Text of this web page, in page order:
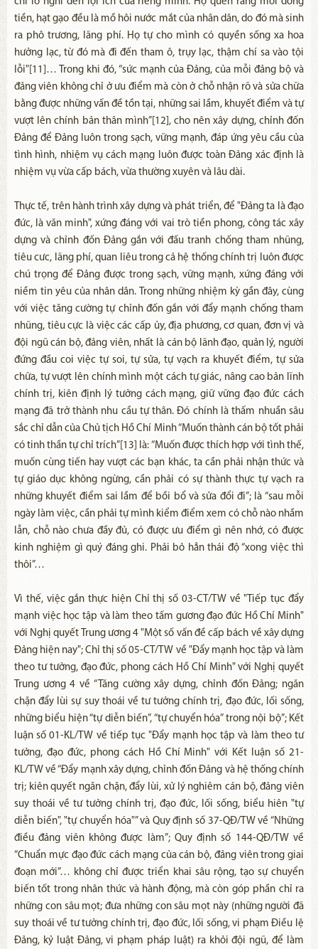
tiền, hạt gạo đều là mồ hôi nước mắt của nhân dân, do đó mà sinh
ra phô trương, lãng phí. Họ tự cho mình có quyền sống xa hoa
hưởng lạc, từ đó mà đi đến tham ô, trụy lạc, thậm chí sa vào tội
lỗi"[11]… Trong khi đó, “sức mạnh của Đảng, của mỗi đảng bộ và
đảng viên không chỉ ở ưu điểm mà còn ở chỗ nhận rõ và sửa chữa
bằng được những vấn đề tồn tại, những sai lầm, khuyết điểm và tự
vượt lên chính bản thân mình”[12], cho nên xây dựng, chỉnh đốn
Đảng để Đảng luôn trong sạch, vững mạnh, đáp ứng yêu cầu của
tình hình, nhiệm vụ cách mạng luôn được toàn Đảng xác định là
nhiệm vụ vừa cấp bách, vừa thường xuyên và lâu dài.
Thực tế, trên hành trình xây dựng và phát triển, để "Đảng ta là đạo
đức, là văn minh", xứng đáng với vai trò tiền phong, công tác xây
dựng và chỉnh đốn Đảng gắn với đấu tranh chống tham nhũng,
tiêu cưc, lãng phí, quan liêu trong cả hệ thống chính trị luôn được
chú trọng để Đảng được trong sạch, vững mạnh, xứng đáng với
niềm tin yêu của nhân dân. Trong những nhiệm kỳ gần đây, cùng
với việc tăng cường tự chỉnh đốn gắn với đẩy mạnh chống tham
nhũng, tiêu cực là việc các cấp ủy, địa phương, cơ quan, đơn vị và
đội ngũ cán bộ, đảng viên, nhất là cán bộ lãnh đạo, quản lý, người
đứng đầu coi việc tự soi, tự sửa, tự vạch ra khuyết điểm, tự sửa
chữa, tự vượt lên chính mình một cách tự giác, nâng cao bản lĩnh
chính trị, kiên định lý tưởng cách mạng, giữ vững đạo đức cách
mạng đã trở thành nhu cầu tự thân. Đó chính là thấm nhuần sâu
sắc chỉ dẫn của Chủ tịch Hồ Chí Minh “Muốn thành cán bộ tốt phải
có tinh thần tự chỉ trích”[13] là: “Muốn được thích hợp với tình thế,
muốn cùng tiến hay vượt các bạn khác, ta cần phải nhận thức và
tự giáo dục không ngừng, cần phải có sự thành thực tự vạch ra
những khuyết điểm sai lầm để bồi bổ và sửa đổi đi”; là “sau mỗi
ngày làm việc, cần phải tự mình kiểm điểm xem có chỗ nào nhầm
lẫn, chỗ nào chưa đầy đủ, có được ưu điểm gì nên nhớ, có được
kinh nghiệm gì quý đáng ghi. Phải bỏ hẳn thái độ “xong việc thì
thôi”…
Vì thế, việc gắn thực hiện Chỉ thị số 03-CT/TW về "Tiếp tục đẩy
mạnh việc học tập và làm theo tấm gương đạo đức Hồ Chí Minh"
với Nghị quyết Trung ương 4 "Một số vấn đề cấp bách về xây dựng
Đảng hiện nay"; Chỉ thị số 05-CT/TW về "Đẩy mạnh học tập và làm
theo tư tưởng, đạo đức, phong cách Hồ Chí Minh" với Nghị quyết
Trung ương 4 về “Tăng cường xây dựng, chỉnh đốn Đảng; ngăn
chặn đẩy lùi sự suy thoái về tư tưởng chính trị, đạo đức, lối sống,
những biểu hiện “tự diễn biến”, “tự chuyển hóa” trong nội bộ”; Kết
luận số 01-KL/TW về tiếp tục "Đẩy mạnh học tập và làm theo tư
tưởng, đạo đức, phong cách Hồ Chí Minh" với Kết luận số 21-
KL/TW về “Đẩy mạnh xây dựng, chỉnh đốn Đảng và hệ thống chính
trị; kiên quyết ngăn chặn, đẩy lùi, xử lý nghiêm cán bộ, đảng viên
suy thoái về tư tưởng chính trị, đạo đức, lối sống, biểu hiên "tự
diễn biến", "tự chuyển hóa"” và Quy định số 37-QĐ/TW về “Những
điều đảng viên không được làm”; Quy định số 144-QĐ/TW về
“Chuẩn mực đạo đức cách mạng của cán bộ, đảng viên trong giai
đoạn mới”… không chỉ được triển khai sâu rộng, tạo sự chuyển
biến tốt trong nhân thức và hành động, mà còn góp phần chỉ ra
những con sâu mọt; đưa những con sâu mọt này (những người đã
suy thoái về tư tưởng chính trị, đạo đức, lối sống, vi phạm Điều lệ
Đảng, kỷ luật Đảng, vi phạm pháp luật) ra khỏi đội ngũ, để làm